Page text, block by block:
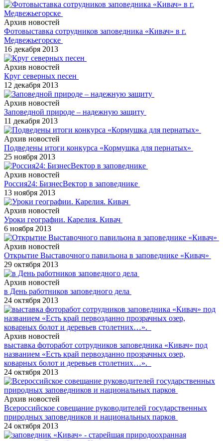
Архив новостей
Фотовыставка сотрудников заповедника «Кивач» в г.
Медвежьегорске
16 декабря 2013
Архив новостей
Круг северных песен
12 декабря 2013
Архив новостей
Заповедной природе – надежную защиту
11 декабря 2013
Архив новостей
Подведены итоги конкурса «Кормушка для пернатых»
25 ноября 2013
Архив новостей
Россия24: БизнесВектор в заповеднике
13 ноября 2013
Архив новостей
Уроки географии. Карелия. Кивач
6 ноября 2013
Архив новостей
Открытие Выставочного павильона в заповеднике «Кивач»
29 октября 2013
Архив новостей
в День работников заповедного дела
24 октября 2013
Архив новостей
выставка фоторабот сотрудников заповедника «Кивач» под
названием «Есть край первозданно прозрачных озер,
коварных болот и деревьев столетних…».
24 октября 2013
Архив новостей
Всероссийское совещание руководителей государственных
природных заповедников и национальных парков
24 октября 2013